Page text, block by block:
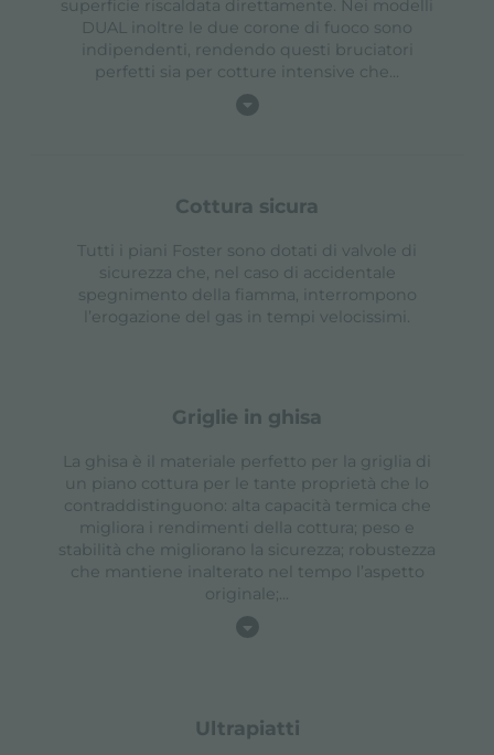
superficie riscaldata direttamente. Nei modelli
DUAL inoltre le due corone di fuoco sono
indipendenti, rendendo questi bruciatori
perfetti sia per cotture intensive che...
cottura sicura
Tutti i piani Foster sono dotati di valvole di
sicurezza che, nel caso di accidentale
spegnimento della fiamma, interrompono
l’erogazione del gas in tempi velocissimi.
griglie in ghisa
La ghisa è il materiale perfetto per la griglia di
un piano cottura per le tante proprietà che lo
contraddistinguono: alta capacità termica che
migliora i rendimenti della cottura; peso e
stabilità che migliorano la sicurezza; robustezza
che mantiene inalterato nel tempo l’aspetto
originale;...
ultrapiatti